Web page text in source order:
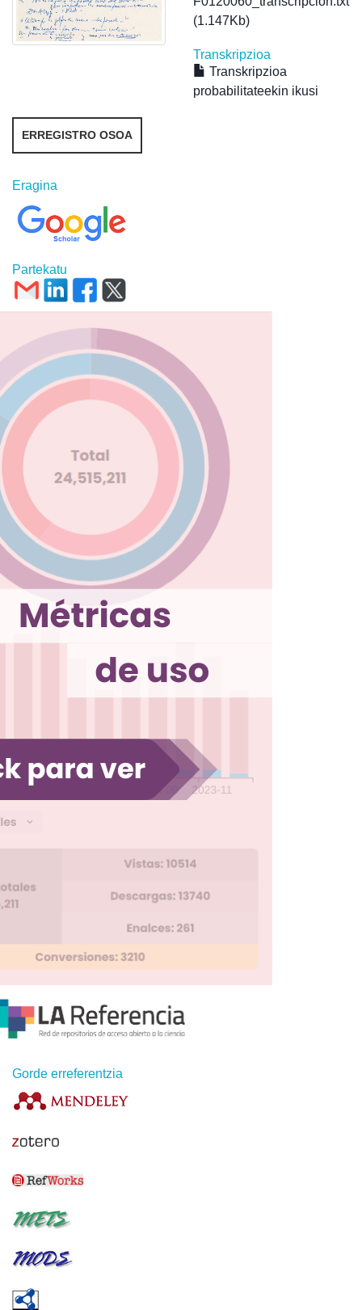
(1.147Kb)
Transkripzioa
Transkripzioa
probabilitateekin ikusi
ERREGISTRO OSOA
Eragina
Partekatu
Gorde erreferentzia